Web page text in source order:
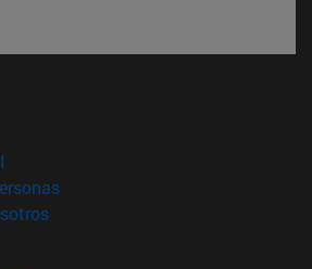
nueva ventana)
(abre en nueva ventana)
(abre en nueva ventana)